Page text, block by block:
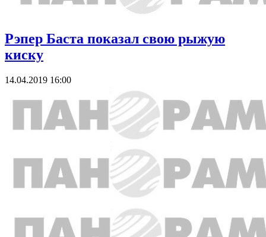
Рэпер Баста показал свою рыжую
киску
14.04.2019 16:00